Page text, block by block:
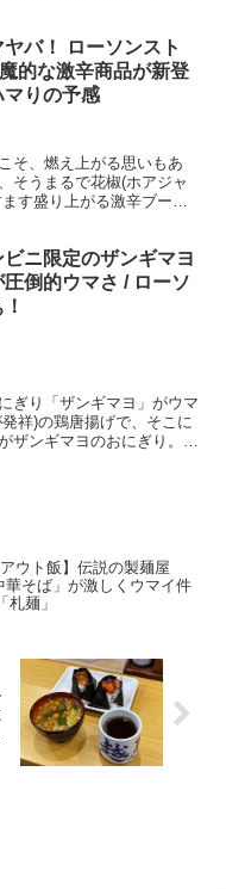
バ！ ローソンスト
的な激辛商品が新登
りの予感
そ、燃え上がる思いもあ
そうまるで花椒(ホアジャ
す盛り上がる激辛ブーム
ニ限定のザンギマヨ
倒的ウマさ / ローソ
ぎり「ザンギマヨ」がウマ
祥)の鶏唐揚げで、そこに
ザンギマヨのおにぎり。
アウト飯】伝説の製麺屋
華そば」が激しくウマイ件
札麺」